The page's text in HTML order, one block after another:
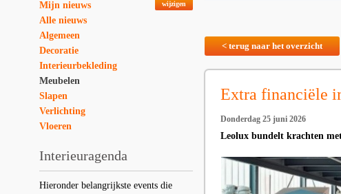
wijzigen
Mijn nieuws
Alle nieuws
Algemeen
Decoratie
Interieurbekleding
Meubelen
Slapen
Verlichting
Vloeren
Interieuragenda
Hieronder belangrijkste events die
< terug naar het overzicht
Extra financiële
Donderdag 25 juni 2026
Leolux bundelt krachten